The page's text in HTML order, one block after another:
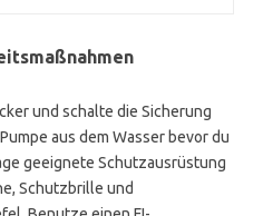
und schalte die Sicherung
aus dem Wasser bevor du
geeignete Schutzausrüstung
Schutzbrille und